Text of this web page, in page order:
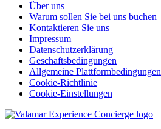
Über uns
Warum sollen Sie bei uns buchen
Kontaktieren Sie uns
Impressum
Datenschutzerklärung
Geschaftsbedingungen
Allgemeine Plattformbedingungen
Cookie-Richtlinie
Cookie-Einstellungen